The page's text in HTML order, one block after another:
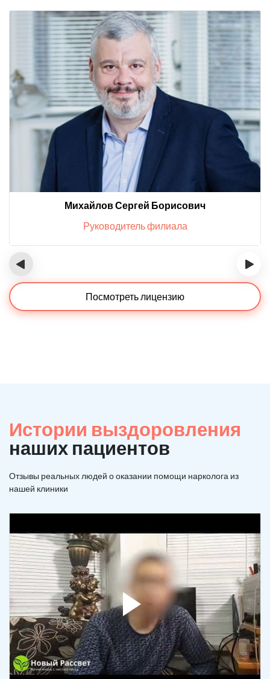
Михайлов Сергей Борисович
Руководитель филиала
‹ ›
Посмотреть лицензию
Истории выздоровления
наших пациентов
Отзывы реальных людей о оказании помощи нарколога из
нашей клиники